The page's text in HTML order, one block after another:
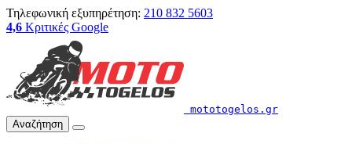
Τηλεφωνική εξυπηρέτηση: 210 832 5603
4,6 Κριτικές Google
mototogelos.gr
Αναζήτηση